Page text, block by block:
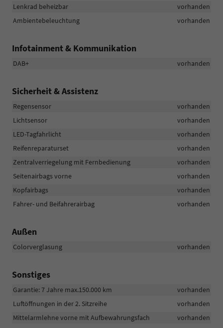
Lenkrad beheizbar
vorhanden
Ambientebeleuchtung
vorhanden
Infotainment & Kommunikation
DAB+ vorhanden
Sicherheit & Assistenz
Regensensor
vorhanden
Lichtsensor
vorhanden
LED-Tagfahrlicht
vorhanden
Reifenreparaturset
vorhanden
Zentralverriegelung mit Fernbedienung
vorhanden
Seitenairbags vorne
vorhanden
Kopfairbags
vorhanden
Fahrer- und Beifahrerairbag
vorhanden
Außen
Colorverglasung vorhanden
Sonstiges
Garantie: 7 Jahre max.150.000 km
vorhanden
Luftöffnungen in der 2. Sitzreihe
vorhanden
Mittelarmlehne vorne mit Aufbewahrungsfach
vorhanden